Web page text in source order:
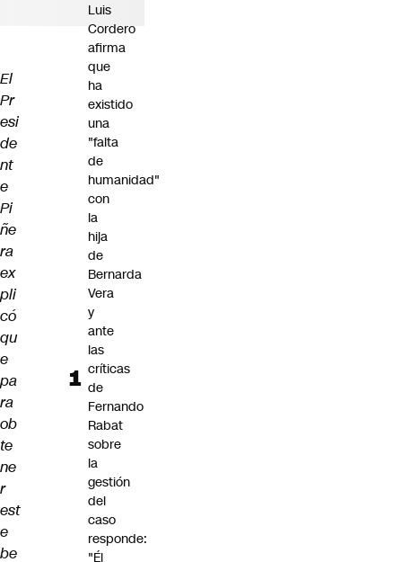
El
Pr
esi
de
nt
e
Pi
ñe
ra
ex
pli
có
qu
e
pa
ra
ob
te
ne
r
est
e
be
Luis
Cordero
afirma
que
ha
existido
una
"falta
de
humanidad"
con
la
hija
de
Bernarda
Vera
y
ante
las
críticas
de
Fernando
Rabat
sobre
la
gestión
del
caso
responde:
"Él